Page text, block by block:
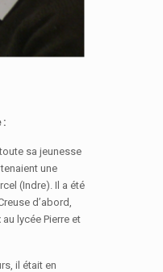
:
sa jeunesse
une
(Indre). Il a été
d’abord,
lycée Pierre et
il était en